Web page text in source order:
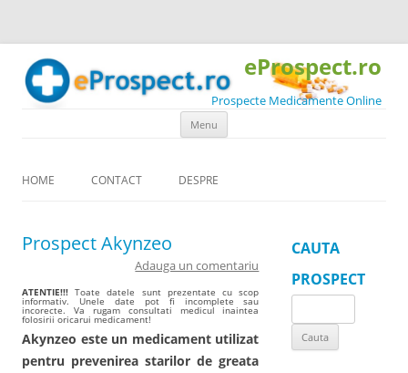
eProspect.ro
Prospecte Medicamente Online
Menu
HOME CONTACT DESPRE
Prospect Akynzeo
Adauga un comentariu
ATENTIE!!! Toate datele sunt prezentate cu scop
informativ. Unele date pot fi incomplete sau
incorecte. Va rugam consultati medicul inaintea
folosirii oricarui medicament!
Akynzeo este un medicament utilizat
pentru prevenirea starilor de greata
CAUTA
PROSPECT
for: